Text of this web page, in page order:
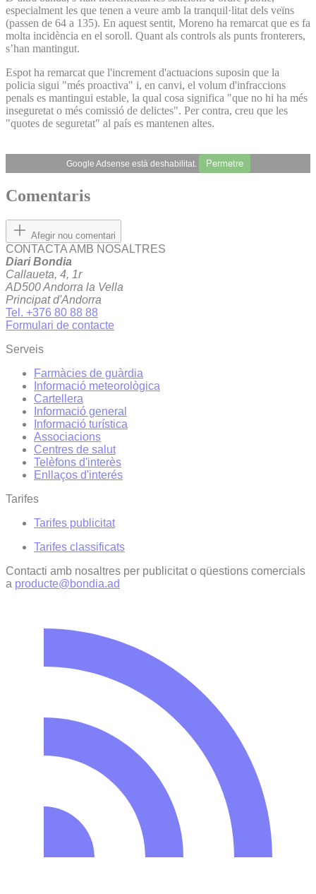
especialment les que tenen a veure amb la tranquil·litat dels veïns
(passen de 64 a 135). En aquest sentit, Moreno ha remarcat que es fa
molta incidència en el soroll. Quant als controls als punts fronterers,
s’han mantingut.
Espot ha remarcat que l'increment d'actuacions suposin que la
policia sigui "més proactiva" i, en canvi, el volum d'infraccions
penals es mantingui estable, la qual cosa significa "que no hi ha més
inseguretat o més comissió de delictes". Per contra, creu que les
"quotes de seguretat" al país es mantenen altes.
Google Adsense està deshabilitat. Permetre
Comentaris
Afegir nou comentari
CONTACTA AMB NOSALTRES
Diari Bondia
Callaueta, 4, 1r
AD500 Andorra la Vella
Principat d'Andorra
Tel. +376 80 88 88
Formulari de contacte
Serveis
Farmàcies de guàrdia
Informació meteorològica
Cartellera
Informació general
Informació turística
Associacions
Centres de salut
Telèfons d'interès
Enllaços d'interés
Tarifes
Tarifes publicitat
Tarifes classificats
Contacti amb nosaltres per publicitat o qüestions comercials
a producte@bondia.ad